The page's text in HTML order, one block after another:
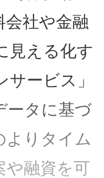
会社や金融
見える化す
ービス」
ータに基づ
よりタイム
や融資を可